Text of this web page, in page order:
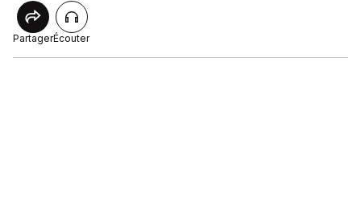
PartagerÉcouter